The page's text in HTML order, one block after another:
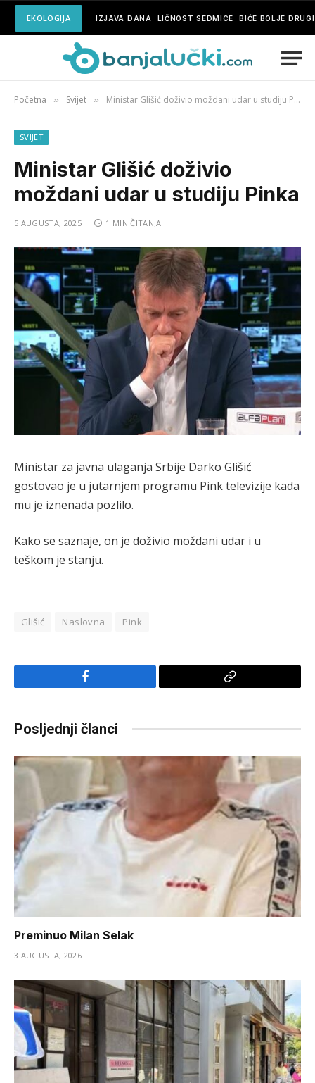
EKOLOGIJA IZJAVA DANA LIČNOST SEDMICE BIĆE BOLJE
Početna » Svijet » Ministar Glišić doživio moždani udar u studiju Pinka
SVIJET
Ministar Glišić doživio
moždani udar u studiju Pinka
5 AUGUSTA, 2025 1 MIN ČITANJA
Ministar za javna ulaganja Srbije Darko Glišić
gostovao je u jutarnjem programu Pink televizije kada
mu je iznenada pozlilo.
Kako se saznaje, on je doživio moždani udar i u
teškom je stanju.
Glišić Naslovna Pink
Facebook
Copy
Posljednji članci
Preminuo Milan Selak
3 AUGUSTA, 2026